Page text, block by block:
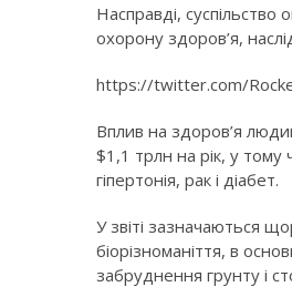
Насправді,
охорону здоров’я,
https://twitter.com/
Вплив на здоров’я
$1,1 трлн на рік, у тому
гіпертонія, рак і діабет.
У звіті зазначаються
біорізноманіття, в
забруднення грунту і